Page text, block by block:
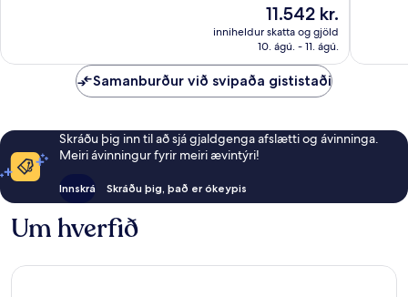
Verðið
er
11.542 kr.
11.542 kr.
inniheldur skatta og gjöld
10. ágú. - 11. ágú.
Samanburður við svipaða gististaði
Skráðu þig inn til að sjá gjaldgenga afslætti og ávinninga.
Meiri ávinningur fyrir meiri ævintýri!
Innskrá Skráðu þig, það er ókeypis
Um hverfið